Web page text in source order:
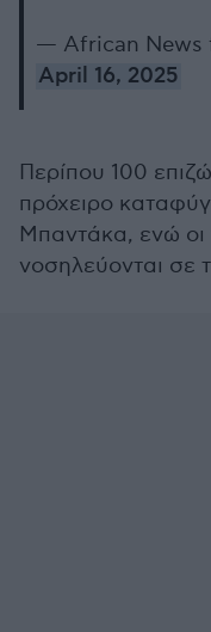
— African News
April 16, 2025
Περίπου 100
πρόχειρο
Μπαντάκα, ενώ οι
νοσηλεύονται σε